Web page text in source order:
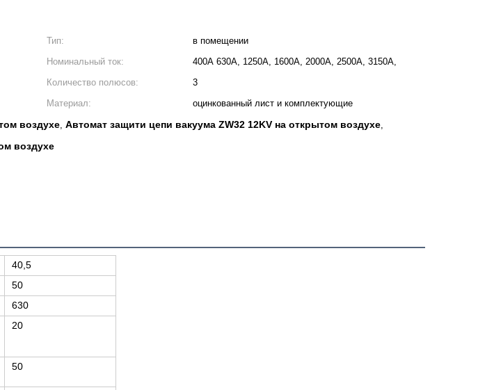
Тип:
в помещении
Номинальный ток:
400А 630А, 1250А, 1600А, 2000А, 2500А, 3150А,
Количество полюсов:
3
Материал:
оцинкованный лист и комплектующие
воздухе, Автомат защити цепи вакуума ZW32 12KV на открытом воздухе,
воздухе
40,5
50
630
20
50